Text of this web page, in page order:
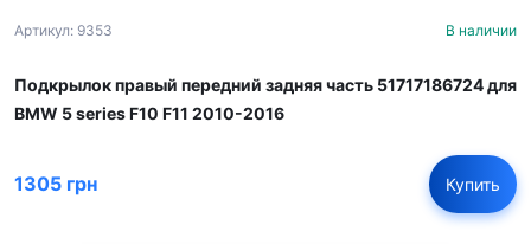
Артикул: 9353 В наличии
Подкрылок правый передний задняя часть 51717186724 для
BMW 5 series F10 F11 2010-2016
1305 грн Купить